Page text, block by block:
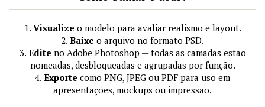
1. Visualize o modelo para avaliar realismo e layout.
2. Baixe o arquivo no formato PSD.
3. Edite no Adobe Photoshop — todas as camadas estão
nomeadas, desbloqueadas e agrupadas por função.
4. Exporte como PNG, JPEG ou PDF para uso em
apresentações, mockups ou impressão.